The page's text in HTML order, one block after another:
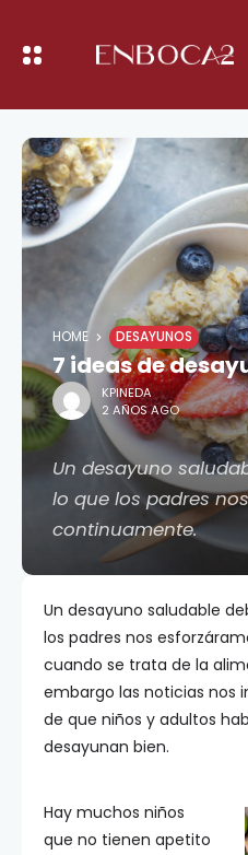
HOME DESAYUNOS
7 ideas de
KPINEDA
2 AÑOS AGO
Un desayuno
lo que los padres
continuamente.
Un desayuno saludable
los padres nos
cuando se trata de la
embargo las noticias
de que niños y adultos
desayunan bien.
Hay muchos niños
que no tienen apetito